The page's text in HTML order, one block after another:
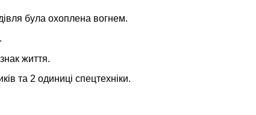
була охоплена вогнем.
життя.
та 2 одиниці спецтехніки.